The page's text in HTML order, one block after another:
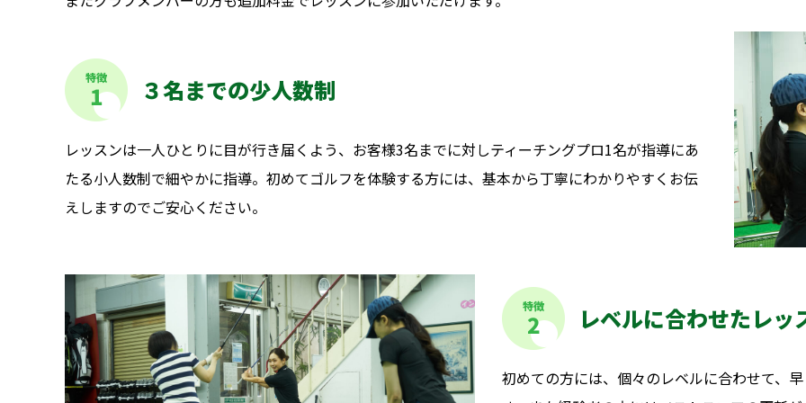
特徴
1 ３名までの少人数制
レッスンは一人ひとりに目が行き届くよう、お客様3名までに対しティーチングプロ1名が指導にあ
たる小人数制で細やかに指導。初めてゴルフを体験する方には、基本から丁寧にわかりやすくお伝
えしますのでご安心ください。
特徴
2 レベルに合わせたレッ
初めての方には、個々のレベルに合わせて、